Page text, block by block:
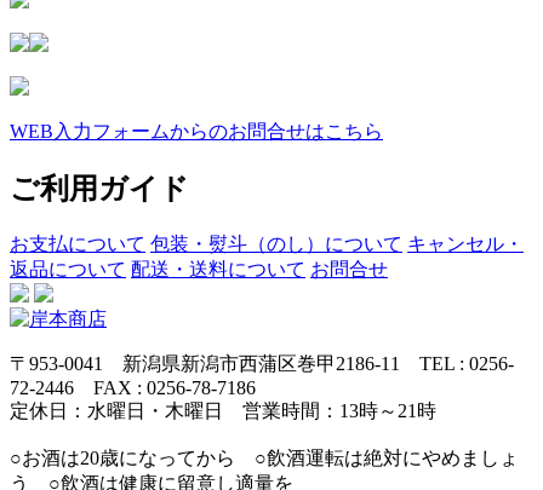
WEB入力フォームからのお問合せはこちら
ご利用ガイド
お支払について 包装・熨斗（のし）について キャンセル・
返品について 配送・送料について お問合せ
〒953-0041 新潟県新潟市西蒲区巻甲2186-11 TEL : 0256-
72-2446 FAX : 0256-78-7186
定休日：水曜日・木曜日 営業時間：13時～21時
○お酒は20歳になってから ○飲酒運転は絶対にやめましょ
う ○飲酒は健康に留意し適量を